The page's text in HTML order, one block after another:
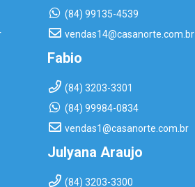
(84) 99135-4539
vendas14@casanorte.com.br
Fabio
(84) 3203-3301
(84) 99984-0834
vendas1@casanorte.com.br
Julyana Araujo
(84) 3203-3300